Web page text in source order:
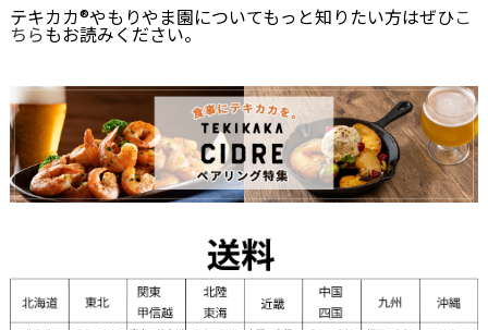
テキカカ®やもりやま園についてもっと知りたい方はぜひこ
ちらもお読みください。